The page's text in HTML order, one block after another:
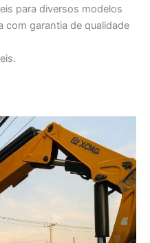
para diversos modelos
com garantia de qualidade